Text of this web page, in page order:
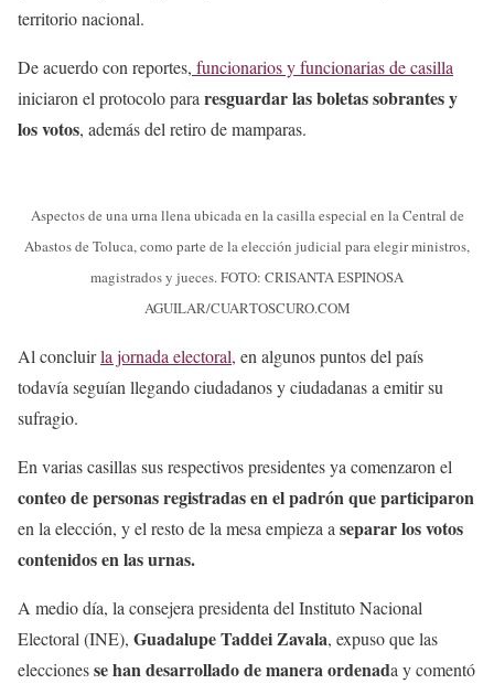
territorio nacional.
De acuerdo con reportes, funcionarios y funcionarias de casilla
iniciaron el protocolo para resguardar las boletas sobrantes y
los votos, además del retiro de mamparas.
Aspectos de una urna llena ubicada en la casilla especial en la Central de
Abastos de Toluca, como parte de la elección judicial para elegir ministros,
magistrados y jueces. FOTO: CRISANTA ESPINOSA
AGUILAR/CUARTOSCURO.COM
Al concluirla jornada electoral, en algunos puntos del país
todavía seguían llegando ciudadanos y ciudadanas a emitir su
sufragio.
En varias casillas sus respectivos presidentes ya comenzaron el
conteo de personas registradas en el padrón que participaron
en la elección, y el resto de la mesa empieza aseparar los votos
contenidos en las urnas.
A medio día, la consejera presidenta del Instituto Nacional
Electoral (INE), Guadalupe Taddei Zavala, expuso que las
eleccionesse han desarrollado de manera ordenada y comentó